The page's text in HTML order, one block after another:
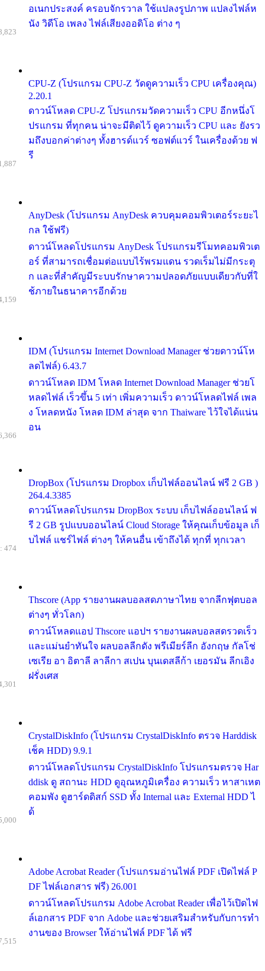
อเนกประสงค์ ครอบจักรวาล ใช้แปลงรูปภาพ แปลงไฟล์ห
นัง วิดีโอ เพลง ไฟล์เสียงออดิโอ ต่าง ๆ
CPU-Z (โปรแกรม CPU-Z วัดดูความเร็ว CPU เครื่องคุณ)
2.20.1
ดาวน์โหลด CPU-Z โปรแกรมวัดความเร็ว CPU อีกหนึ่งโ
ปรแกรม ที่ทุกคน น่าจะมีติดไว้ ดูความเร็ว CPU และ ยังรว
มถึงบอกค่าต่างๆ ทั้งฮารด์แวร์ ซอฟต์แวร์ ในเครื่องด้วย ฟ
รี
AnyDesk (โปรแกรม AnyDesk ควบคุมคอมพิวเตอร์ระยะไ
กล ใช้ฟรี)
ดาวน์โหลดโปรแกรม AnyDesk โปรแกรมรีโมทคอมพิวเต
อร์ ที่สามารถเชื่อมต่อแบบไร้พรมแดน รวดเร็มไม่มีกระตุ
ก และที่สำคัญมีระบบรักษาความปลอดภัยแบบเดียวกับที่ใ
ช้ภายในธนาคารอีกด้วย
IDM (โปรแกรม Internet Download Manager ช่วยดาวน์โห
ลดไฟล์) 6.43.7
ดาวน์โหลด IDM โหลด Internet Download Manager ช่วยโ
หลดไฟล์ เร็วขึ้น 5 เท่า เพิ่มความเร็ว ดาวน์โหลดไฟล์ เพล
ง โหลดหนัง โหลด IDM ล่าสุด จาก Thaiware ไว้ใจได้แน่น
อน
DropBox (โปรแกรม Dropbox เก็บไฟล์ออนไลน์ ฟรี 2 GB )
264.4.3385
ดาวน์โหลดโปรแกรม DropBox ระบบ เก็บไฟล์ออนไลน์ ฟ
รี 2 GB รูปแบบออนไลน์ Cloud Storage ให้คุณเก็บข้อมูล เก็
บไฟล์ แชร์ไฟล์ ต่างๆ ให้คนอื่น เข้าถึงได้ ทุกที่ ทุกเวลา
Thscore (App รายงานผลบอลสดภาษาไทย จากลีกฟุตบอล
ต่างๆ ทั่วโลก)
ดาวน์โหลดแอป Thscore แอปฯ รายงานผลบอลสดรวดเร็ว
และแม่นยำทันใจ ผลบอลลีกดัง พรีเมียร์ลีก อังกฤษ กัลโช่
เซเรีย อา อิตาลี ลาลีกา สเปน บุนเดสลีก้า เยอรมัน ลีกเอิง
ฝรั่งเศส
474
CrystalDiskInfo (โปรแกรม CrystalDiskInfo ตรวจ Harddisk
เช็ค HDD) 9.9.1
ดาวน์โหลดโปรแกรม CrystalDiskInfo โปรแกรมตรวจ Har
ddisk ดู สถานะ HDD ดูอุณหภูมิเครื่อง ความเร็ว หาสาเหต
คอมพัง ดูฮาร์ดดิสก์ SSD ทั้ง Internal และ External HDD ไ
ด้
Adobe Acrobat Reader (โปรแกรมอ่านไฟล์ PDF เปิดไฟล์ P
DF ไฟล์เอกสาร ฟรี) 26.001
ดาวน์โหลดโปรแกรม Adobe Acrobat Reader เพื่อไว้เปิดไฟ
ล์เอกสาร PDF จาก Adobe และช่วยเสริมสำหรับกับการทำ
งานของ Browser ให้อ่านไฟล์ PDF ได้ ฟรี